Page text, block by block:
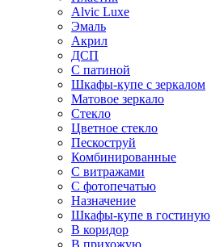
Alvic Luxe
Эмаль
Акрил
ДСП
С патиной
Шкафы-купе с зеркалом
Матовое зеркало
Стекло
Цветное стекло
Пескоструй
Комбинированные
С витражами
С фотопечатью
Назначение
Шкафы-купе в гостиную
В коридор
В прихожую